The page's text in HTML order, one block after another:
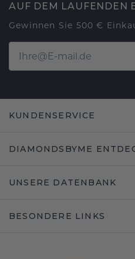
AUF DEM LAUFENDEN
Gewinnen Sie 500 €
KUNDENSERVICE
DIAMONDSBYME
UNSERE DATENBANK
BESONDERE LINKS